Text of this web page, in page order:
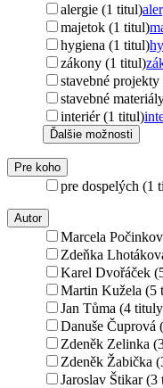
alergie (1 titul)
majetok (1 titul)
hygiena (1 titul)
zákony (1 titul)
stavebné
stavebné
interiér (1 titul)
Ďalšie možnosti
Pre koho
pre dospelých (1
Autor
Marcela
Zdeňka
Karel Dvořáček
Martin Kužela (5
Jan Tůma (4
Danuše Čuprová
Zdeněk Zelinka
Zdeněk Žabička
Jaroslav Štikar (3